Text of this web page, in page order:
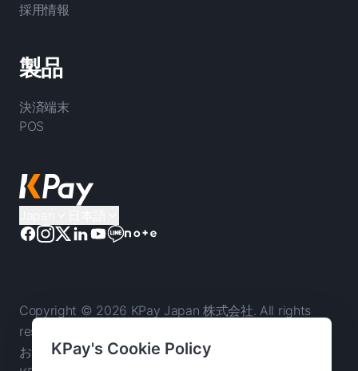
KPay's Cookie Policy
採用情報
製品
決済端末
POS
Copyright © 2026 KPay Japan 株式会社. All rights
reserved. 本ウェブサイトのご利用は、当社の
およびプライバシーポリシーへの同意を意味します。